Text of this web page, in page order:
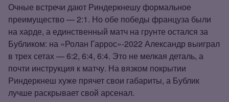
Очные встречи дают Риндеркнешу формальное
преимущество — 2:1. Но обе победы француза были
на харде, а единственный матч на грунте остался за
Бубликом: на «Ролан Гаррос»‑2022 Александр выиграл
в трех сетах — 6:2, 6:4, 6:4. Это не мелкая деталь, а
почти инструкция к матчу. На вязком покрытии
Риндеркнеш хуже прячет свои габариты, а Бублик
лучше раскрывает свой арсенал.